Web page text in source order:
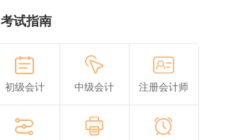
考试指南
初级会计 中级会计 注册会计师